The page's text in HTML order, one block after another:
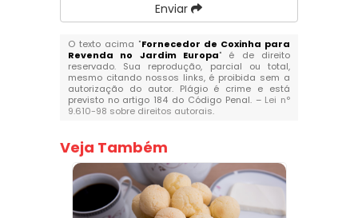
Enviar
O texto acima "Fornecedor de Coxinha para
Revenda no Jardim Europa" é de direito
reservado. Sua reprodução, parcial ou total,
mesmo citando nossos links, é proibida sem a
autorização do autor. Plágio é crime e está
previsto no artigo 184 do Código Penal. – Lei n°
9.610-98 sobre direitos autorais.
Veja Também